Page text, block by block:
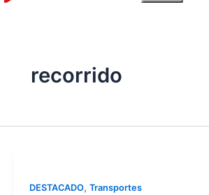
recorrido
DESTACADO, Transportes